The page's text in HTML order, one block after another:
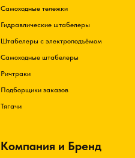
Самоходные тележки
Гидравлические штабелеры
Штабелеры с электроподъёмом
Самоходные штабелеры
Ричтраки
Подборщики заказов
Тягачи
Компания и Бренд